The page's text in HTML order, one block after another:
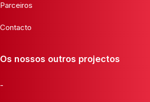
Parceiros
Contacto
Os nossos outros projectos
-